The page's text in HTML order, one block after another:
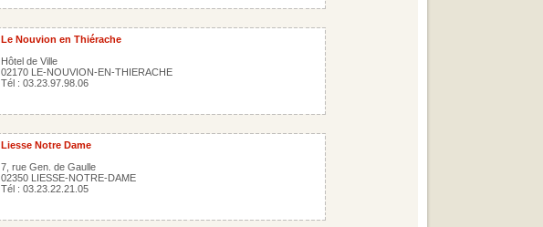
Le Nouvion en Thiérache
Hôtel de Ville
02170 LE-NOUVION-EN-THIERACHE
Tél : 03.23.97.98.06
Liesse Notre Dame
7, rue Gen. de Gaulle
02350 LIESSE-NOTRE-DAME
Tél : 03.23.22.21.05